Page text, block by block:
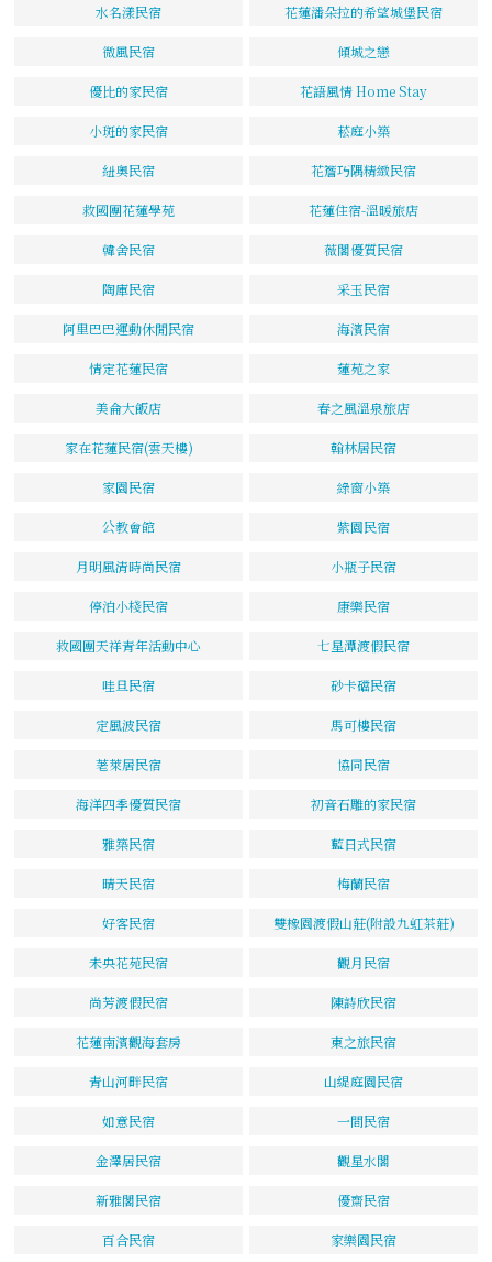
水名漾民宿 花蓮潘朵拉的希望城堡民宿
微風民宿 傾城之戀
優比的家民宿 花語風情 Home Stay
小斑的家民宿 菘庭小築
紐奧民宿 花簷巧隅精緻民宿
救國團花蓮學苑 花蓮住宿-溫暖旅店
韓舍民宿 薇閣優質民宿
陶庫民宿 采玉民宿
阿里巴巴運動休閒民宿 海濱民宿
情定花蓮民宿 蓮苑之家
美侖大飯店 春之風溫泉旅店
家在花蓮民宿(雲天樓) 翰林居民宿
家園民宿 綠窗小築
公教會館 紫園民宿
月明風清時尚民宿 小瓶子民宿
停泊小棧民宿 康樂民宿
救國團天祥青年活動中心 七星潭渡假民宿
哇旦民宿 砂卡礑民宿
定風波民宿 馬可樓民宿
荖萊居民宿 協同民宿
海洋四季優質民宿 初音石雕的家民宿
雅築民宿 藍日式民宿
晴天民宿 梅蘭民宿
好客民宿 雙橡園渡假山莊(附設九虹茶莊)
未央花苑民宿 觀月民宿
尚芳渡假民宿 陳詩欣民宿
花蓮南濱觀海套房 東之旅民宿
青山河畔民宿 山緹庭園民宿
如意民宿 一間民宿
金澤居民宿 觀星水閣
新雅閣民宿 優齋民宿
百合民宿 家樂園民宿